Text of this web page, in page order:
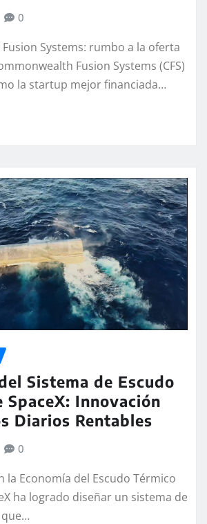
0
Systems: rumbo a la oferta
Fusion Systems (CFS)
la startup mejor financiada…
Sistema de Escudo
SpaceX: Innovación
Diarios Rentables
0
la Economía del Escudo Térmico
ha logrado diseñar un sistema de